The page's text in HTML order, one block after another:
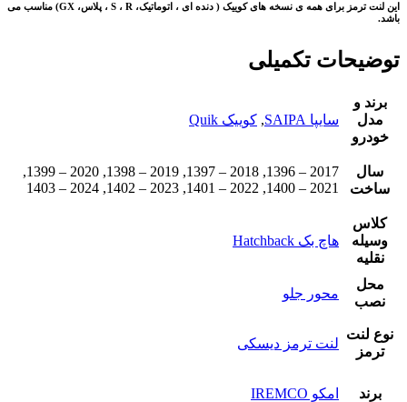
این لنت ترمز برای همه ی نسخه های کوییک ( دنده ای ، اتوماتیک، S ، R ، پلاس، GX) مناسب می
باشد.
توضیحات تکمیلی
برند و
مدل
خودرو
سایپا SAIPA , کوییک Quik
سال
ساخت
2017 – 1396, 2018 – 1397, 2019 – 1398, 2020 – 1399,
2021 – 1400, 2022 – 1401, 2023 – 1402, 2024 – 1403
کلاس
وسیله
نقلیه
هاچ بک Hatchback
محل
نصب
محور جلو
نوع لنت
ترمز
لنت ترمز دیسکی
برند امکو IREMCO